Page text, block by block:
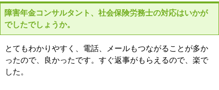
障害年金コンサルタント、社会保険労務士の対応はいかが
でしたでしょうか。
とてもわかりやすく、電話、メールもつながることが多か
ったので、良かったです。すぐ返事がもらえるので、楽で
した。